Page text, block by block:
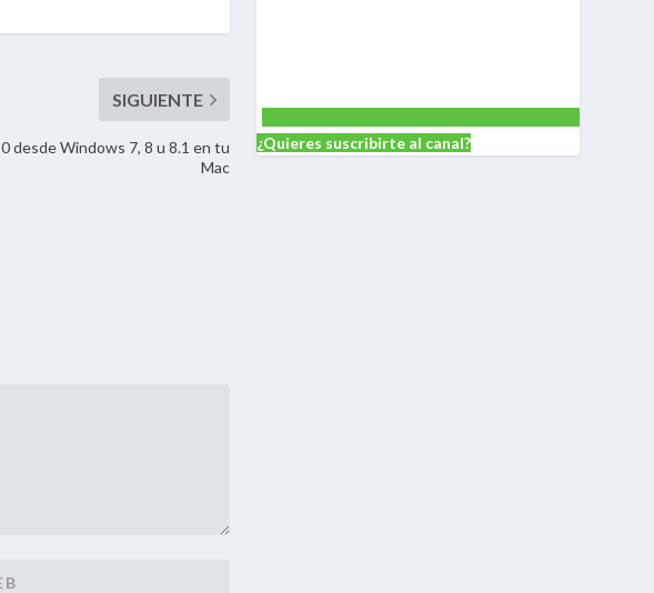
desde Windows 7, 8 u 8.1 en tu
Mac
¿Quieres suscribirte al canal?